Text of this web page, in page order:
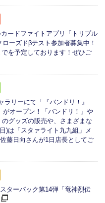
ードファイトアプリ「トリプル
ーズドβテスト参加者募集中！
を予定しております！ぜひご
リーにて「『バンドリ！』
オープン！「バンドリ！」や
グッズの販売や、さまざまな
)は「スタァライト九九組」メ
藤日向さんが1日店長としてご
ターパック第14弾「竜神烈伝